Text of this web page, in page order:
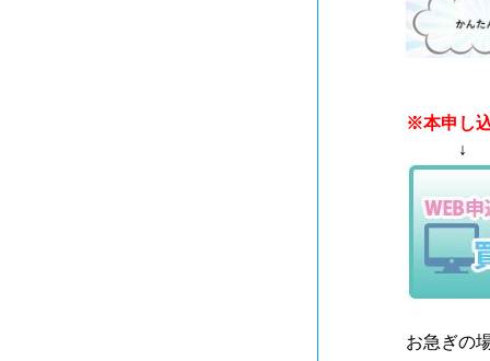
※本申し
↓
お急ぎの